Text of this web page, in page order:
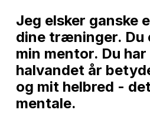
Jeg elsker ganske
dine træninger. Du
min mentor. Du
halvandet år
og mit helbred -
mentale.